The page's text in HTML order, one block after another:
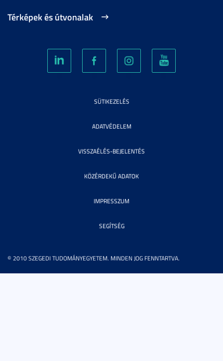
Térképek és útvonalak
© 2010 SZEGEDI TUDOMÁNYEGYETEM. MINDEN JOG FENNTARTVA.
SÜTIKEZELÉS
ADATVÉDELEM
VISSZAÉLÉS-BEJELENTÉS
KÖZÉRDEKŰ ADATOK
IMPRESSZUM
SEGÍTSÉG